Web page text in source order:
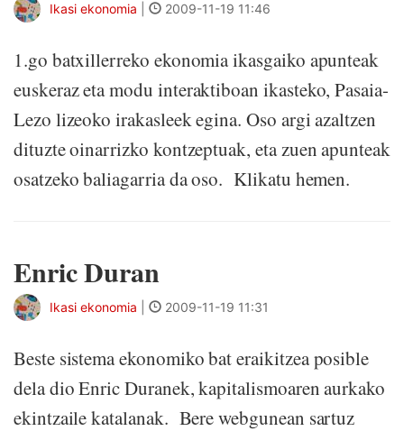
Ikasi ekonomia 2009-11-19 11:46
1.go batxillerreko ekonomia ikasgaiko apunteak
euskeraz eta modu interaktiboan ikasteko, Pasaia-
Lezo lizeoko irakasleek egina. Oso argi azaltzen
dituzte oinarrizko kontzeptuak, eta zuen apunteak
osatzeko baliagarria da oso. Klikatu hemen.
Enric Duran
Ikasi ekonomia 2009-11-19 11:31
Beste sistema ekonomiko bat eraikitzea posible
dela dio Enric Duranek, kapitalismoaren aurkako
ekintzaile katalanak. Bere webgunean sartuz